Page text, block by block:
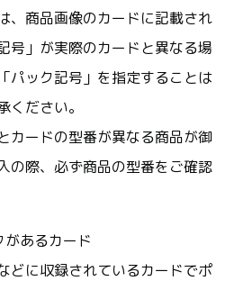
、商品画像のカードに記載され
号」が実際のカードと異なる場
パック記号」を指定することは
ください。
カードの型番が異なる商品が御
の際、必ず商品の型番をご確認
があるカード
どに収録されているカードでポ